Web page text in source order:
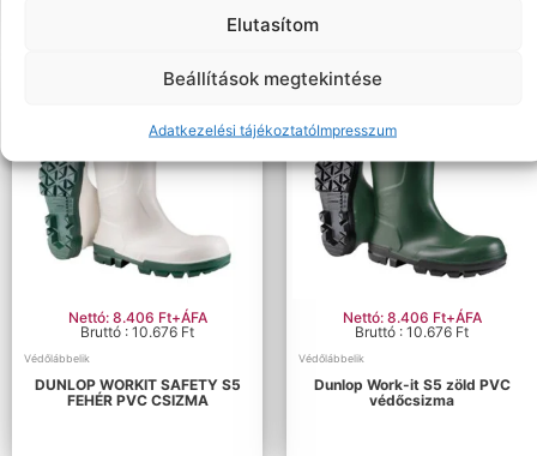
Elutasítom
Beállítások megtekintése
Adatkezelési tájékoztatóImpresszum
Nettó: 8.406 Ft+ÁFA
Bruttó : 10.676 Ft
Védőlábbelik
DUNLOP WORKIT SAFETY S5
FEHÉR PVC CSIZMA
Nettó: 8.406 Ft+ÁFA
Bruttó : 10.676 Ft
Védőlábbelik
Dunlop Work-it S5 zöld PVC
védőcsizma